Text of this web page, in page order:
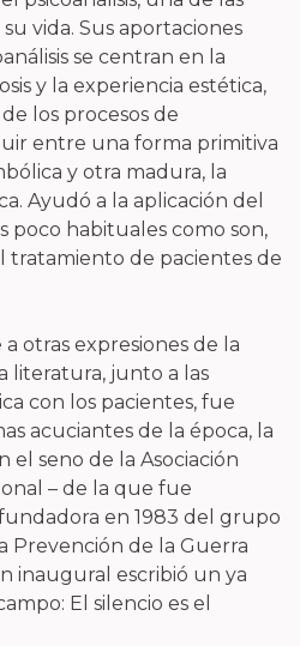
vida. Sus aportaciones
se centran en la
y la experiencia estética,
los procesos de
entre una forma primitiva
y otra madura, la
Ayudó a la aplicación del
poco habituales como son,
tratamiento de pacientes de
otras expresiones de la
literatura, junto a las
con los pacientes, fue
acuciantes de la época, la
el seno de la Asociación
– de la que fue
en 1983 del grupo
Prevención de la Guerra
inaugural escribió un ya
El silencio es el